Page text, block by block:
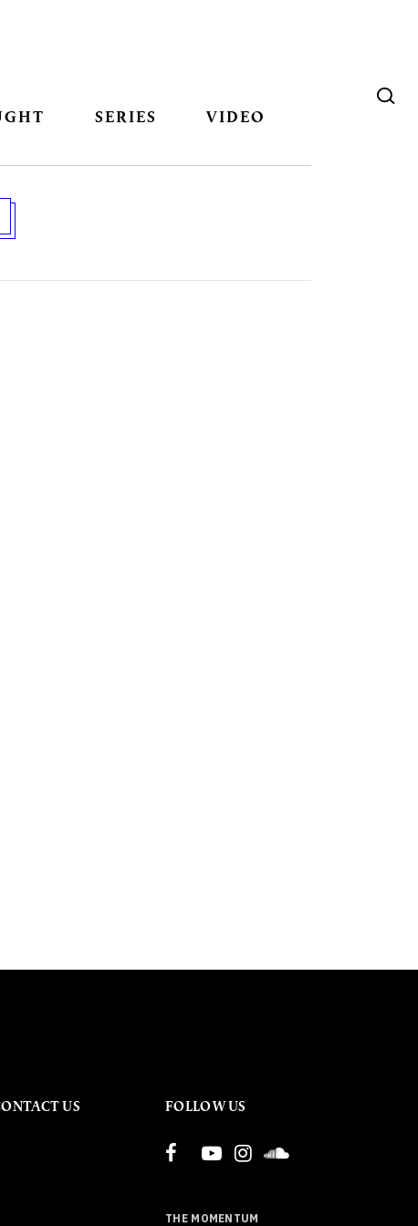
SERIES VIDEO
US FOLLOW US
THE MOMENTUM